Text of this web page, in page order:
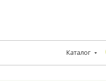
Каталог